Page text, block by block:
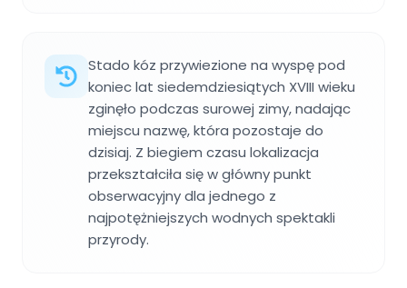
Stado kóz przywiezione na wyspę pod
koniec lat siedemdziesiątych XVIII wieku
zginęło podczas surowej zimy, nadając
miejscu nazwę, która pozostaje do
dzisiaj. Z biegiem czasu lokalizacja
przekształciła się w główny punkt
obserwacyjny dla jednego z
najpotężniejszych wodnych spektakli
przyrody.